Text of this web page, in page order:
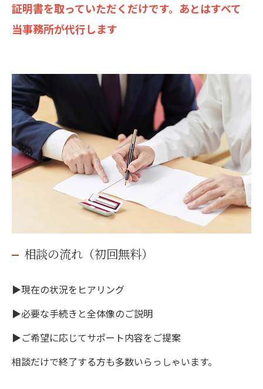
証明書を取っていただくだけです。あとはすべて
当事務所が代行します
相談の流れ（初回無料）
▶現在の状況をヒアリング
▶必要な手続きと全体像のご説明
▶ご希望に応じてサポート内容をご提案
相談だけで終了する方も多数いらっしゃいます。